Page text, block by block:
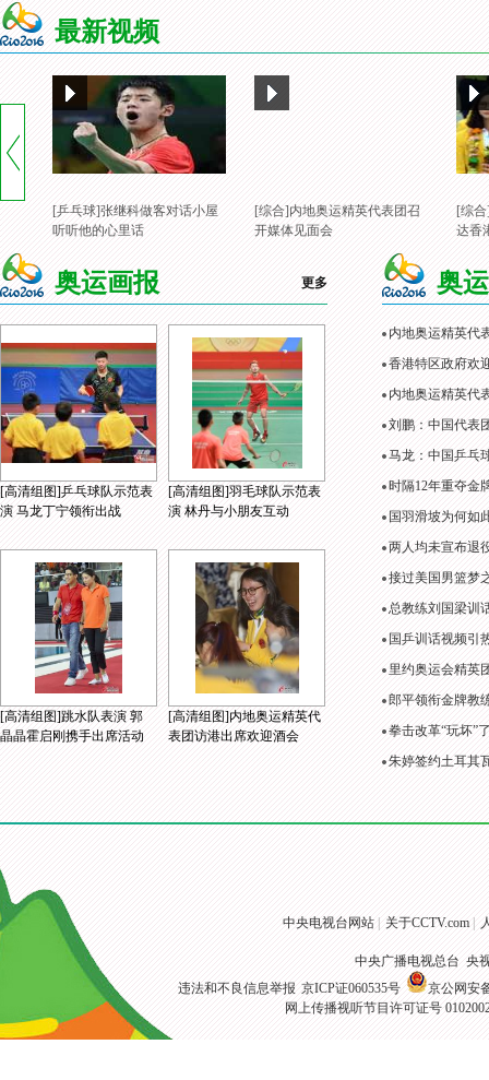
最新视频
[乒乓球]张继科做客对话小屋
听听他的心里话
[综合]内地奥运精英代表团召
开媒体见面会
[综
达香
奥运画报 更多
[高清组图]乒乓球队示范表
演 马龙丁宁领衔出战
[高清组图]羽毛球队示范表
演 林丹与小朋友互动
[高清组图]跳水队表演 郭
晶晶霍启刚携手出席活动
[高清组图]内地奥运精英代
表团访港出席欢迎酒会
奥
内地奥运精英代
香港特区政府欢
内地奥运精英代
刘鹏：中国代表
马龙：中国乒乓
时隔12年重夺金
国羽滑坡为何如
两人均未宣布退
接过美国男篮梦
总教练刘国梁训
国乒训话视频引
里约奥运会精英
郎平领衔金牌教
拳击改革“玩坏”
朱婷签约土耳其
中央电视台网站 关于CCTV.com
中央广播电视总台 央
违法和不良信息举报 京ICP证060535号
京公网安
网上传播视听节目许可证号